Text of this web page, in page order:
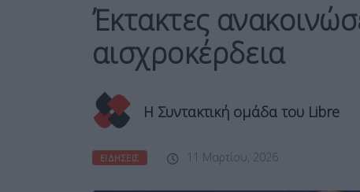
Έκτακτες
αισχροκέρδεια
Η Συντακτική ομάδα του Libre
ΕΙΔΉΣΕΙΣ 11 Μαρτίου, 2026